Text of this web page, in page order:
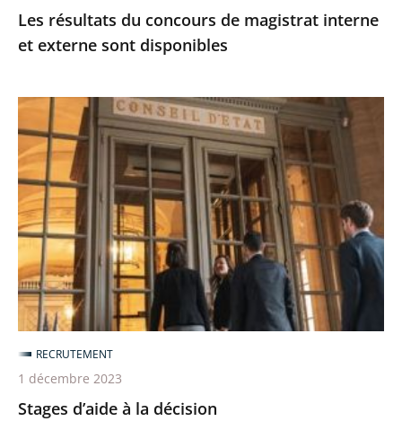
Les résultats du concours de magistrat interne
et externe sont disponibles
Stages
d’aide
à
la
décision
Stages d’aide à la décision
RECRUTEMENT
1 décembre 2023